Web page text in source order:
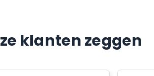
klanten zeggen